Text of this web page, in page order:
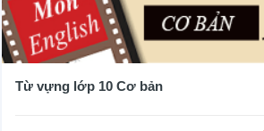
Từ vựng lớp 10 Cơ bản